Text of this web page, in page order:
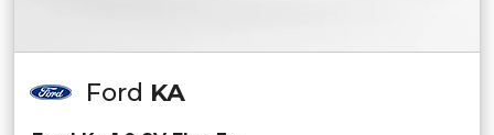
Ford KA